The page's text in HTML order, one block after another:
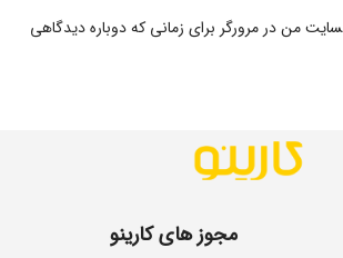
من در مرورگر برای زمانی که دوباره دیدگاهی
مجوز های کارینو